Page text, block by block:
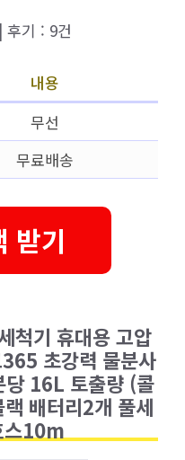
기 : 9건
내용
무선
무료배송
받기
척기 휴대용 고압
초강력 물분사
16L 토출량 (콜
배터리2개 풀세
스10m